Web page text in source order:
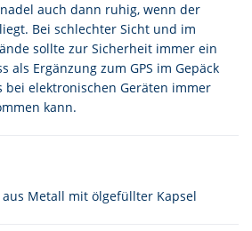
auch dann ruhig, wenn der
Bei schlechter Sicht und im
sollte zur Sicherheit immer ein
als Ergänzung zum GPS im Gepäck
bei elektronischen Geräten immer
kann.
aus Metall mit ölgefüllter Kapsel